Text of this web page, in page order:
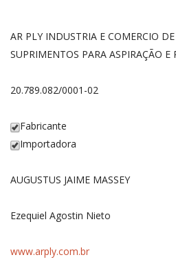
AR PLY INDUSTRIA E COMERCIO
SUPRIMENTOS PARA ASPIRAÇÃO
20.789.082/0001-02
Fabricante
Importadora
AUGUSTUS JAIME MASSEY
Ezequiel Agostin Nieto
www.arply.com.br